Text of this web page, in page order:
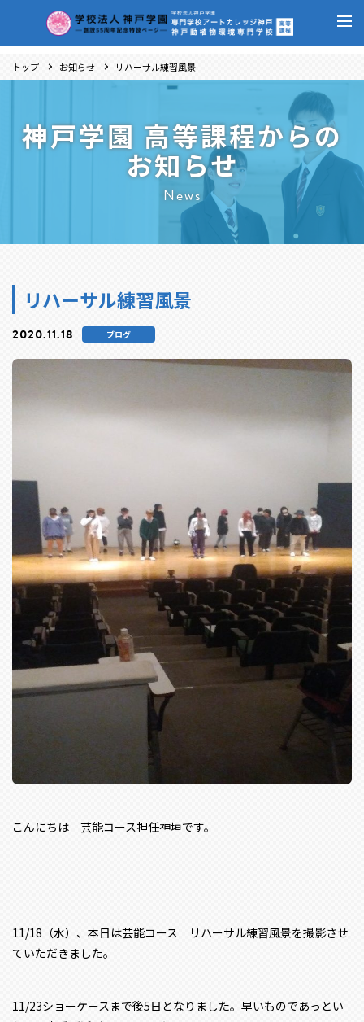
トップ お知らせ リハーサル練習風景
神戸学園 高等課程からの
お知らせ
News
リハーサル練習風景
2020.11.18 ブログ
こんにちは 芸能コース担任神垣です。
11/18（水）、本日は芸能コース リハーサル練習風景を撮影させ
ていただきました。
11/23ショーケースまで後5日となりました。早いものであっとい